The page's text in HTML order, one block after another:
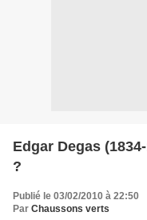
Edgar Degas (1834-1917) — Peintre de la Danse
?
Publié le 03/02/2010 à 22:50
Par Chaussons verts